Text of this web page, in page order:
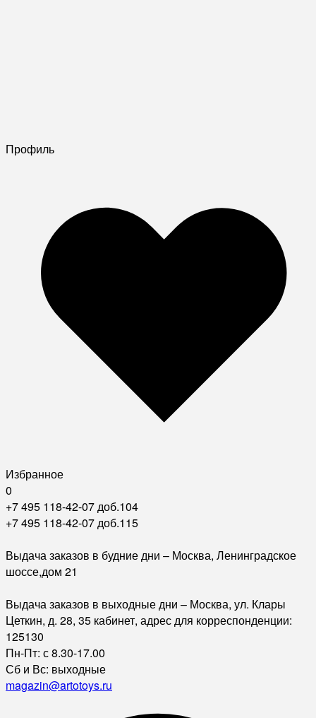
Профиль
Избранное
0
+7 495 118-42-07 доб.104
+7 495 118-42-07 доб.115
Выдача заказов в будние дни – Москва, Ленинградское
шоссе,дом 21
Выдача заказов в выходные дни – Москва, ул. Клары
Цеткин, д. 28, 35 кабинет, адрес для корреспонденции:
125130
Пн-Пт: с 8.30-17.00
Сб и Вс: выходные
magazin@artotoys.ru